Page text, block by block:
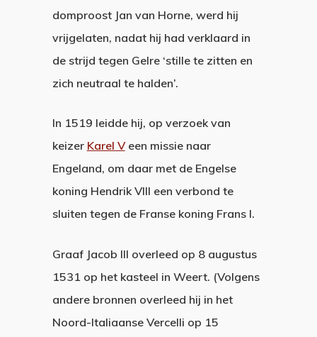
domproost Jan van Horne, werd hij
vrijgelaten, nadat hij had verklaard in
de strijd tegen Gelre ‘stille te zitten en
zich neutraal te halden’.
In 1519 leidde hij, op verzoek van
keizer Karel Veen missie naar
Engeland, om daar met de Engelse
koning Hendrik VIII een verbond te
sluiten tegen de Franse koning Frans I.
Graaf Jacob III overleed op 8 augustus
1531 op het kasteel in Weert. (Volgens
andere bronnen overleed hij in het
Noord-Italiaanse Vercelli op 15